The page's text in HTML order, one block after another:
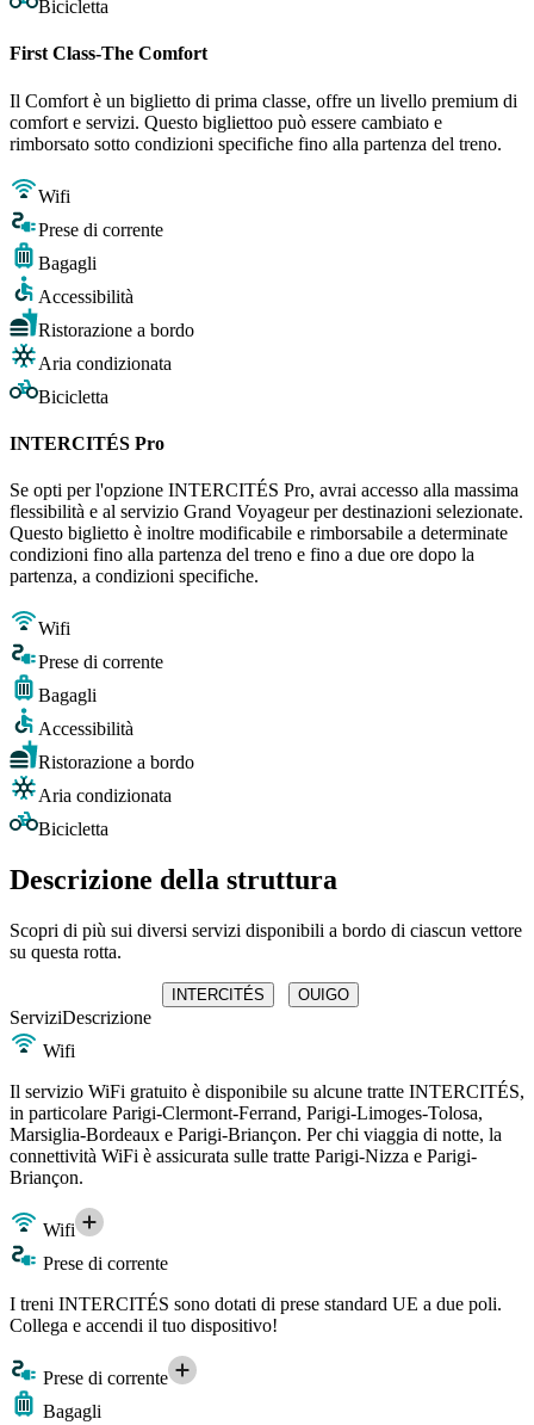
Bicicletta
First Class-The Comfort
Il Comfort è un biglietto di prima classe, offre un livello premium di
comfort e servizi. Questo bigliettoo può essere cambiato e
rimborsato sotto condizioni specifiche fino alla partenza del treno.
Wifi
Prese di corrente
Bagagli
Accessibilità
Ristorazione a bordo
Aria condizionata
Bicicletta
INTERCITÉS Pro
Se opti per l'opzione INTERCITÉS Pro, avrai accesso alla massima
flessibilità e al servizio Grand Voyageur per destinazioni selezionate.
Questo biglietto è inoltre modificabile e rimborsabile a determinate
condizioni fino alla partenza del treno e fino a due ore dopo la
partenza, a condizioni specifiche.
Wifi
Prese di corrente
Bagagli
Accessibilità
Ristorazione a bordo
Aria condizionata
Bicicletta
Descrizione della struttura
Scopri di più sui diversi servizi disponibili a bordo di ciascun vettore
su questa rotta.
INTERCITÉS OUIGO
ServiziDescrizione
Wifi
Il servizio WiFi gratuito è disponibile su alcune tratte INTERCITÉS,
in particolare Parigi-Clermont-Ferrand, Parigi-Limoges-Tolosa,
Marsiglia-Bordeaux e Parigi-Briançon. Per chi viaggia di notte, la
connettività WiFi è assicurata sulle tratte Parigi-Nizza e Parigi-
Briançon.
Wifi
Prese di corrente
I treni INTERCITÉS sono dotati di prese standard UE a due poli.
Collega e accendi il tuo dispositivo!
Prese di corrente
Bagagli